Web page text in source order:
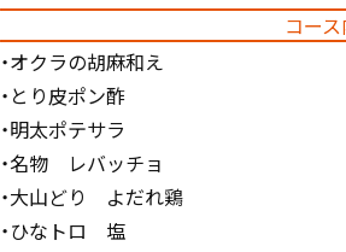
コー
・オクラの胡麻和え
・とり皮ポン酢
・明太ポテサラ
・名物 レバッチョ
・大山どり よだれ鶏
・ひなトロ 塩